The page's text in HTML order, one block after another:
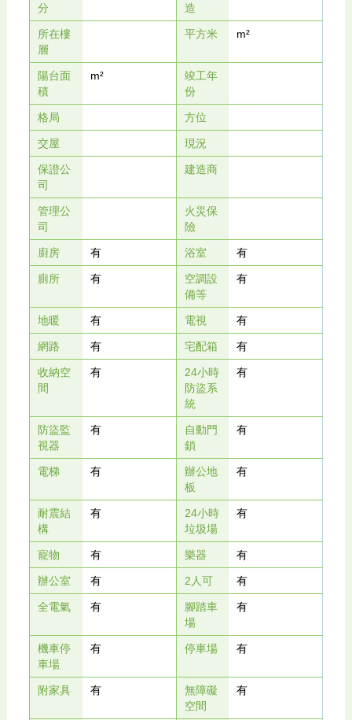
分 造
所在樓
層
平方米 m²
陽台面
積
m²
竣工年
份
格局 方位
交屋 現況
保證公
司
建造商
管理公
司
火災保
險
廚房 有 浴室 有
廁所 有
空調設
備等
有
地暖 有 電視 有
網路 有 宅配箱 有
收納空
間
有
24小時
防盜系
統
有
防盜監
視器
有
自動門
鎖
有
電梯 有
辦公地
板
有
耐震結
構
有
24小時
垃圾場
有
寵物 有 樂器 有
辦公室 有 2人可 有
全電氣 有
腳踏車
場
有
機車停
車場
有 停車場 有
附家具 有
無障礙
空間
有